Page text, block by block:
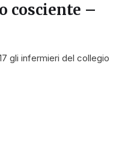
cosciente –
gli infermieri del collegio